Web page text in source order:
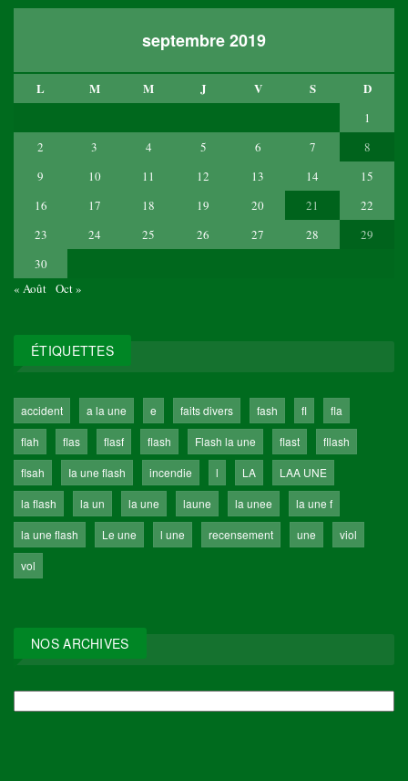
septembre 2019
L M M J V S D
1
2
3 4 5 6 7
8
9
10 11 12 13 14
15
16
17 18 19 20 21
22
23
24 25 26 27 28
29
30
« Août Oct »
ÉTIQUETTES
accident a la une e faits divers fash fl
fla
flah
flas flasf flash Flash la une flast
fllash
flsah
Ia une flash incendie l LA
LAA UNE
la flash
la un la une laune la unee
la une f
la une flash
Le une l une recensement une
viol
vol
NOS ARCHIVES